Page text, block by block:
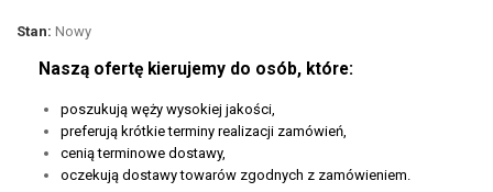
Stan: Nowy
Naszą ofertę kierujemy do osób, które:
poszukują węży wysokiej jakości,
preferują krótkie terminy realizacji zamówień,
cenią terminowe dostawy,
oczekują dostawy towarów zgodnych z zamówieniem.